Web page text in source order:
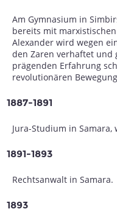
Am Gymnasium in
bereits mit
Alexander wird wegen
den Zaren verhaftet und
prägenden Erfahrung
revolutionären
1887-1891
Jura-Studium in
1891-1893
Rechtsanwalt in Samara.
1893